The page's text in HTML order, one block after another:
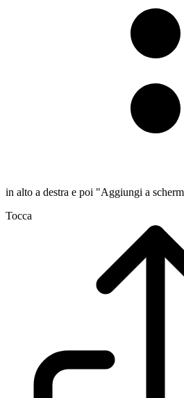
in alto a destra e poi "Aggiungi a
Tocca